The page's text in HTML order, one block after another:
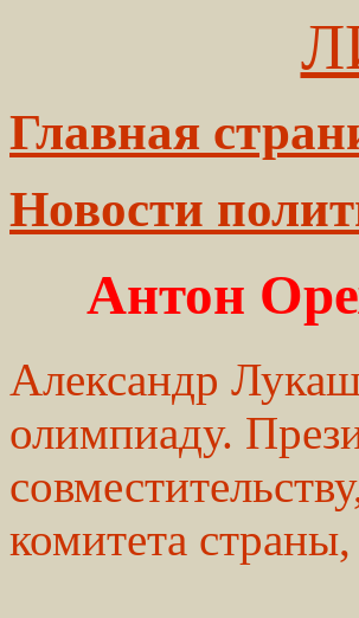
Главная
Новости
Антон
Александр
олимпиаду.
комитета